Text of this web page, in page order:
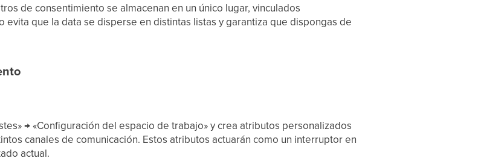
de consentimiento se almacenan en un único lugar, vinculados
que la data se disperse en distintas listas y garantiza que dispongas de
→ «Configuración del espacio de trabajo» y crea atributos personalizados
canales de comunicación. Estos atributos actuarán como un interruptor en
actual.